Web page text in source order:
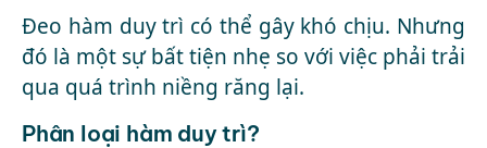
Đeo hàm duy trì có thể gây khó chịu. Nhưng
đó là một sự bất tiện nhẹ so với việc phải trải
qua quá trình niềng răng lại.
Phân loại hàm duy trì?